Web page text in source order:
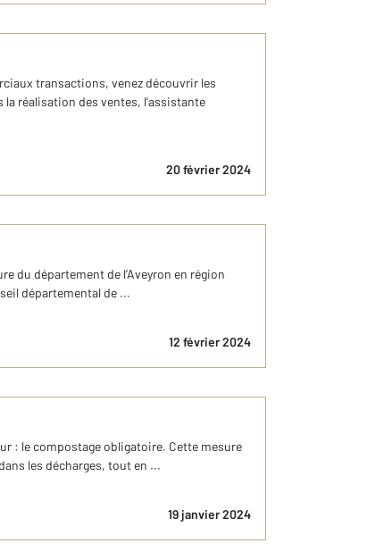
transactions, venez découvrir les
réalisation des ventes, l'assistante
20 février 2024
du département de l’Aveyron en région
départemental de ...
12 février 2024
: le compostage obligatoire. Cette mesure
les décharges, tout en ...
19 janvier 2024